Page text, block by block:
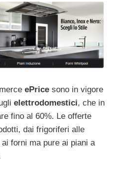
ePrice sono in vigore
elettrodomestici, che in
fino al 60%. Le offerte
dai frigoriferi alle
forni ma pure ai piani a